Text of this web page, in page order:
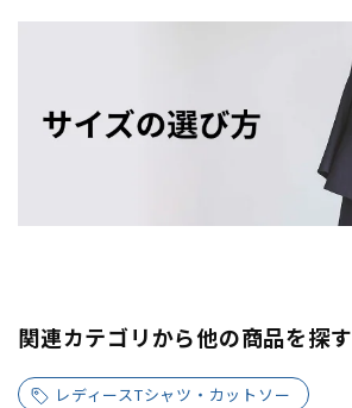
関連カテゴリから他の商品を探す
レディースTシャツ・カットソー